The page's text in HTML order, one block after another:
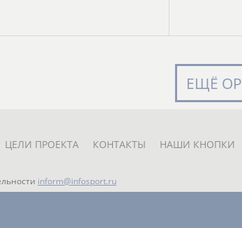
ЕЩЁ
ЦЕЛИ ПРОЕКТА КОНТАКТЫ НАШИ КНОПКИ
inform@infosport.ru